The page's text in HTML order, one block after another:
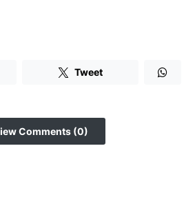
Tweet
Comments (0)